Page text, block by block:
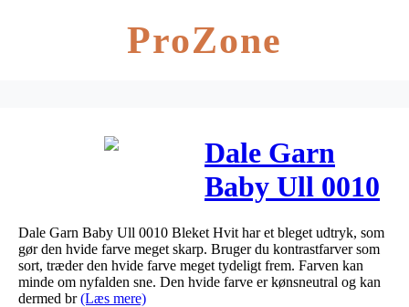
ProZone
Dale Garn
Baby Ull 0010
Bleket Hvit
Dale Garn Baby Ull 0010 Bleket Hvit har et bleget udtryk, som
gør den hvide farve meget skarp. Bruger du kontrastfarver som
sort, træder den hvide farve meget tydeligt frem. Farven kan
minde om nyfalden sne. Den hvide farve er kønsneutral og kan
dermed br(Læs mere)